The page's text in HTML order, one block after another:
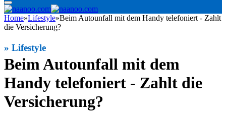
Home»Lifestyle»Beim Autounfall mit dem Handy telefoniert - Zahlt
die Versicherung?
Beim Autounfall mit dem
Handy telefoniert - Zahlt die
Versicherung?
» Lifestyle